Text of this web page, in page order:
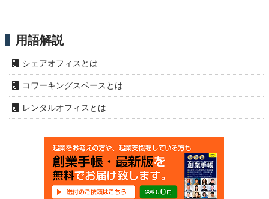
用語解説
シェアオフィスとは
コワーキングスペースとは
レンタルオフィスとは